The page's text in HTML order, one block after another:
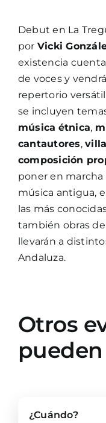
Debut en La
por Vicki
existencia
de voces y
repertorio
se incluyen
música étnica,
cantautores,
composición
poner en
música antigua,
las más
también obras
llevarán a
Andaluza.
Otros
¿Cuándo?